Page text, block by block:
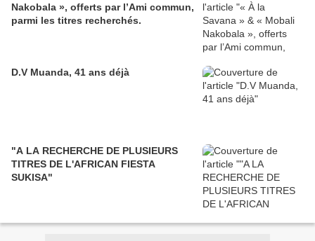
Nakobala », offerts par l’Ami commun,
parmi les titres recherchés.
D.V Muanda, 41 ans déjà
"A LA RECHERCHE DE PLUSIEURS
TITRES DE L'AFRICAN FIESTA
SUKISA"